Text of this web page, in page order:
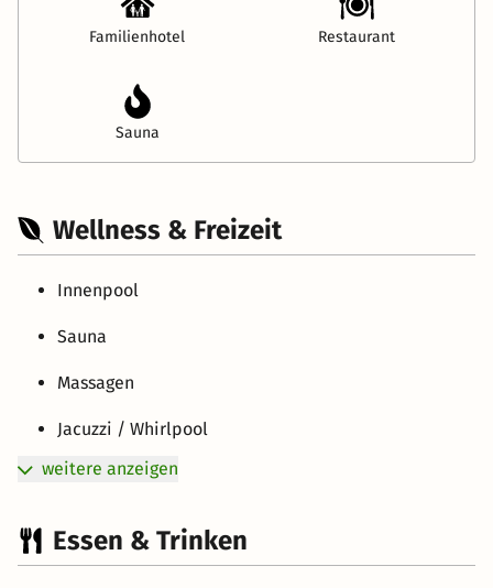
Familienhotel Restaurant
Sauna
Wellness & Freizeit
Innenpool
Sauna
Massagen
Jacuzzi / Whirlpool
weitere anzeigen
Essen & Trinken